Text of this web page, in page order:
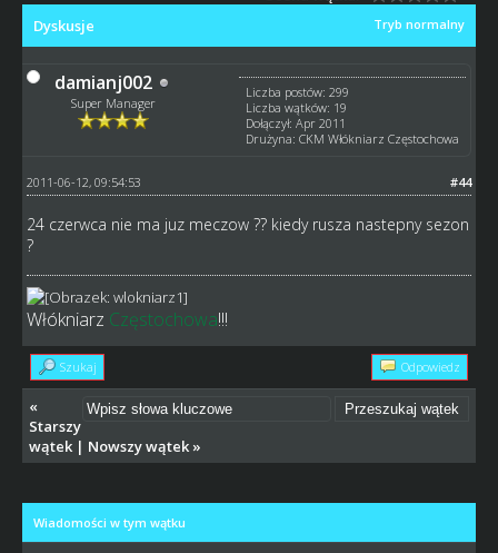
Tryb normalny
Dyskusje
damianj002
Super Manager
Liczba postów: 299
Liczba wątków: 19
Dołączył: Apr 2011
Drużyna: CKM Włókniarz Częstochowa
#44
2011-06-12, 09:54:53
24 czerwca nie ma juz meczow ?? kiedy rusza nastepny sezon
?
Włókniarz Częstochowa!!!
Szukaj Odpowiedz
«
Starszy
wątek| Nowszy wątek»
Wiadomości w tym wątku